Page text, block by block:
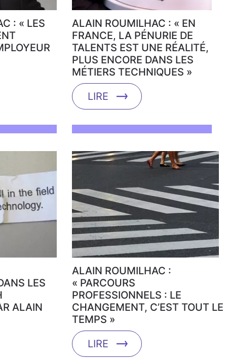
: « LES
ALAIN ROUMILHAC : « EN
FRANCE, LA PÉNURIE DE
TALENTS EST UNE RÉALITÉ,
PLUS ENCORE DANS LES
MÉTIERS TECHNIQUES »
LIRE
LES
ALAIN
ALAIN ROUMILHAC :
« PARCOURS
PROFESSIONNELS : LE
CHANGEMENT, C’EST TOUT LE
TEMPS »
LIRE